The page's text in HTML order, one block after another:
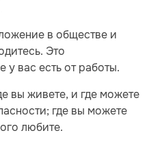
в обществе и
Это
у вас есть от работы.
вы живете, и где можете
где вы можете
любите.